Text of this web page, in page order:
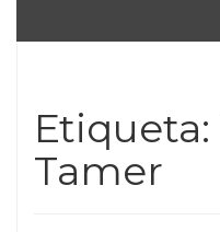
Etiqueta:
Tamer